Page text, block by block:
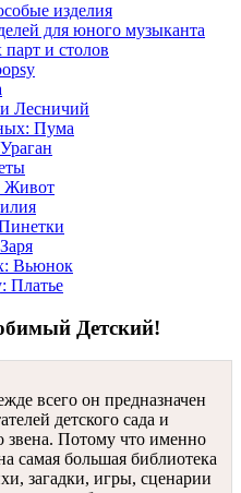
изделия
для юного музыканта
и столов
Лесничий
Пума
Живот
Вьюнок
Платье
Детский!
всего он предназначен
детского сада и
звена. Потому что именно
самая большая библиотека
загадки, игры, сценарии